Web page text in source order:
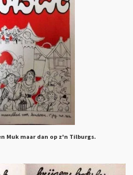
Muk maar dan op z'n Tilburgs.